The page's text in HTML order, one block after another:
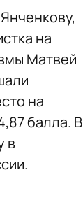
на
Матвей
на
балла. В
в